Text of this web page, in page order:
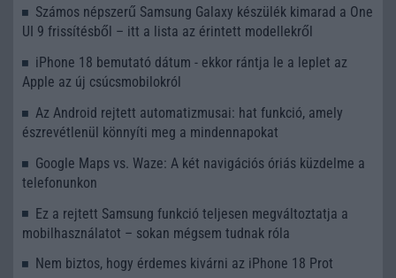
Számos népszerű Samsung Galaxy készülék kimarad a One
UI 9 frissítésből – itt a lista az érintett modellekről
iPhone 18 bemutató dátum - ekkor rántja le a leplet az
Apple az új csúcsmobilokról
Az Android rejtett automatizmusai: hat funkció, amely
észrevétlenül könnyíti meg a mindennapokat
Google Maps vs. Waze: A két navigációs óriás küzdelme a
telefonunkon
Ez a rejtett Samsung funkció teljesen megváltoztatja a
mobilhasználatot – sokan mégsem tudnak róla
Nem biztos, hogy érdemes kivárni az iPhone 18 Prot